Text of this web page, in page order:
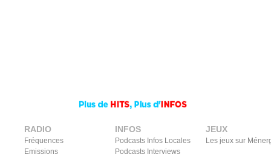
RADIO
Fréquences
Emissions
INFOS
Podcasts Infos Locales
Podcasts Interviews
JEUX
Les jeux sur